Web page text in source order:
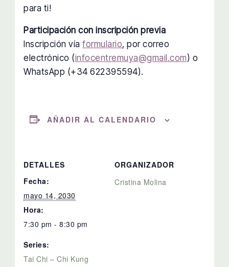
para ti!
Participación con inscripción previa
Inscripción víaformulario, por correo
electrónico (infocentremuya@gmail.com) o
WhatsApp (+34 622395594).
AÑADIR AL CALENDARIO
DETALLES
Fecha:
mayo 14, 2030
Hora:
7:30 pm - 8:30 pm
Series:
Tai Chi – Chi Kung
ORGANIZADOR
Cristina Molina